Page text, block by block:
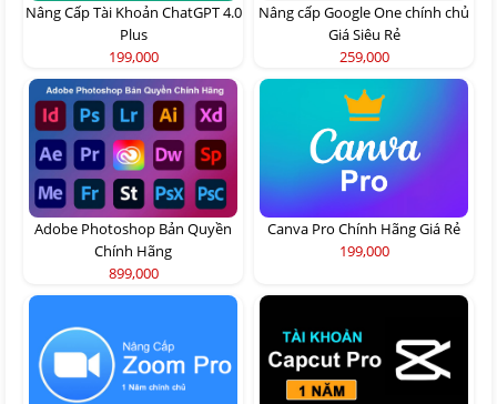
Nâng Cấp Tài Khoản ChatGPT 4.0
Plus
199,000
Nâng cấp Google One chính chủ
Giá Siêu Rẻ
259,000
Adobe Photoshop Bản Quyền
Chính Hãng
899,000
Canva Pro Chính Hãng Giá Rẻ
199,000